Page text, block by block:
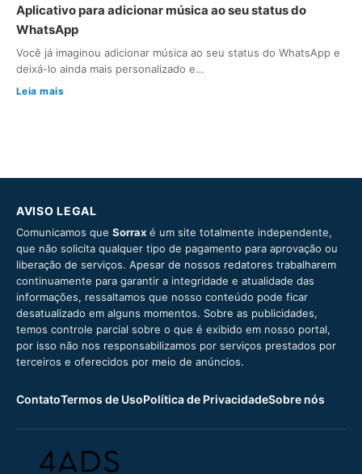
Aplicativo para adicionar música ao seu status do
WhatsApp
Você já imaginou adicionar música ao seu status do WhatsApp e
deixá-lo ainda mais personalizado e…
Leia mais
AVISO LEGAL
Comunicamos que Sorrax é um site totalmente independente,
que não solicita qualquer tipo de pagamento para aprovação ou
liberação de serviços. Apesar de nossos redatores trabalharem
continuamente para garantir a integridade e atualidade das
informações, ressaltamos que nosso conteúdo pode ficar
desatualizado em alguns momentos. Sobre as publicidades,
temos controle parcial sobre o que é exibido em nosso portal,
por isso não nos responsabilizamos por serviços prestados por
terceiros e oferecidos por meio de anúncios.
ContatoTermos de UsoPolítica de PrivacidadeSobre nós